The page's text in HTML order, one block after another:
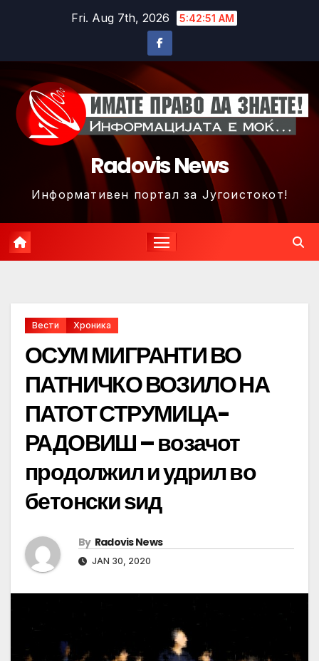
Fri. Aug 7th, 2026 5:42:54 AM
Radovis News
Информативен портал за Југоистокот!
Вести Хроника
ОСУМ МИГРАНТИ ВО
ПАТНИЧКО ВОЗИЛО НА
ПАТОТ СТРУМИЦА-
РАДОВИШ – возачот
продолжил и удрил во
бетонски ѕид
By Radovis News
JAN 30, 2020